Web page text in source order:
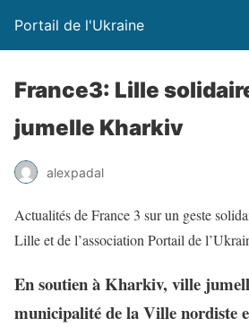
Portail de l'Ukraine
France3: Lille
jumelle Kharkiv
alexpadal
Actualités de France 3 sur un geste
Lille et de l’association Portail de
En soutien à Kharkiv, ville
municipalité de la Ville nordiste